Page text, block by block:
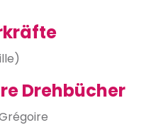
Drehbücher